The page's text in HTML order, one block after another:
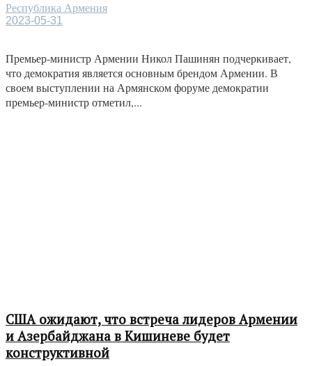
Республика Армения
2023-05-31
Премьер-министр Армении Никол Пашинян подчеркивает,
что демократия является основным брендом Армении. В
своем выступлении на Армянском форуме демократии
премьер-министр отметил,...
США ожидают, что встреча лидеров Армении
и Азербайджана в Кишиневе будет
конструктивной